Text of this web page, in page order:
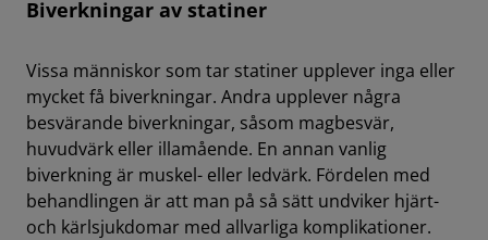
Biverkningar av statiner
Vissa människor som tar statiner upplever inga eller
mycket få biverkningar. Andra upplever några
besvärande biverkningar, såsom magbesvär,
huvudvärk eller illamående. En annan vanlig
biverkning är muskel- eller ledvärk. Fördelen med
behandlingen är att man på så sätt undviker hjärt-
och kärlsjukdomar med allvarliga komplikationer.